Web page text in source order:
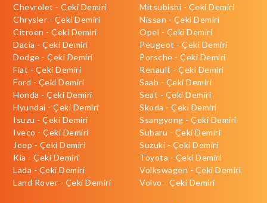
Chevrolet - Çeki Demiri
Chrysler - Çeki Demiri
Citroen - Çeki Demiri
Dacia - Çeki Demiri
Dodge - Çeki Demiri
Fiat - Çeki Demiri
Ford - Çeki Demiri
Honda - Çeki Demiri
Hyundai - Çeki Demiri
Isuzu - Çeki Demiri
Iveco - Çeki Demiri
Jeep - Çeki Demiri
Kia - Çeki Demiri
Lada - Çeki Demiri
Land Rover - Çeki Demiri
Mitsubishi - Çeki Demiri
Nissan - Çeki Demiri
Opel - Çeki Demiri
Peugeot - Çeki Demiri
Porsche - Çeki Demiri
Renault - Çeki Demiri
Saab - Çeki Demiri
Seat - Çeki Demiri
Skoda - Çeki Demiri
Ssangyong - Çeki Demiri
Subaru - Çeki Demiri
Suzuki - Çeki Demiri
Toyota - Çeki Demiri
Volkswagen - Çeki Demiri
Volvo - Çeki Demiri